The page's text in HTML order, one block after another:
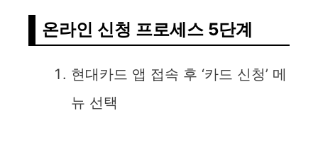
온라인 신청 프로세스 5단계
현대카드 앱 접속 후 ‘카드 신청’ 메
뉴 선택